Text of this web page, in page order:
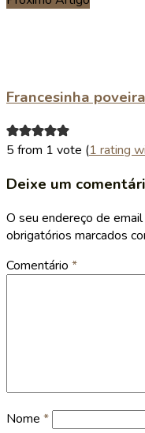
Francesinha poveira
5 from 1 vote (1 rating
Deixe um
O seu endereço de
obrigatórios marcados
Comentário *
Nome *